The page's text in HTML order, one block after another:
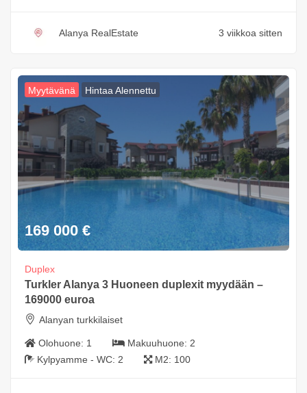
Alanya RealEstate 3 viikkoa sitten
Myytävänä Hintaa Alennettu
169 000 €
Duplex
Turkler Alanya 3 Huoneen duplexit myydään –
169000 euroa
Alanyan turkkilaiset
Olohuone: 1 Makuuhuone: 2
Kylpyamme - WC: 2 M2: 100